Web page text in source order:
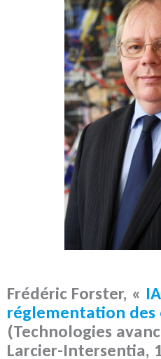
Frédéric Forster, «
réglementation des
(Technologies
Larcier-Intersentia,